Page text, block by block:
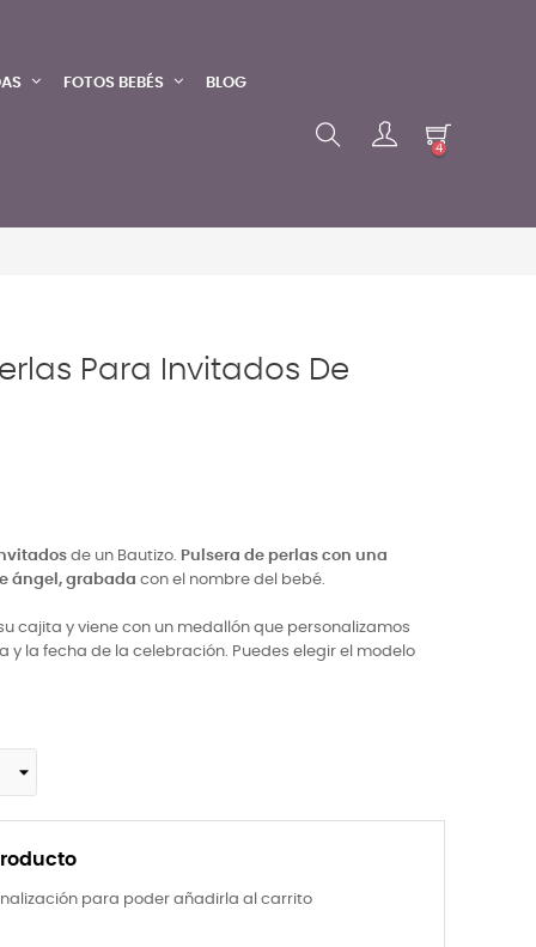
FOTOS BEBÉS BLOG
4
Para Invitados De
de un Bautizo. Pulsera de perlas con una
ángel, grabada con el nombre del bebé.
cajita y viene con un medallón que personalizamos
y la fecha de la celebración. Puedes elegir el modelo
para poder añadirla al carrito